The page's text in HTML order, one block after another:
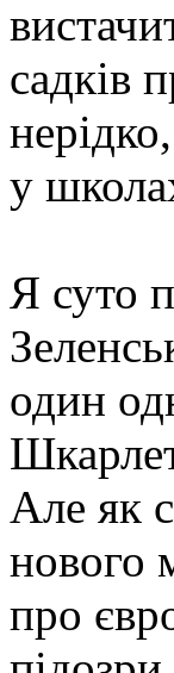
садків
у
Я суто
один
Але як
нового
про